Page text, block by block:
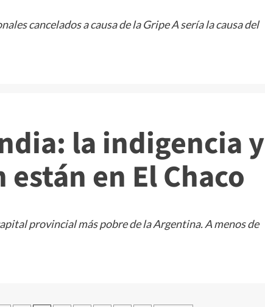
cancelados a causa de la Gripe A sería la causa del
la indigencia y
en El Chaco
provincial más pobre de la Argentina. A menos de